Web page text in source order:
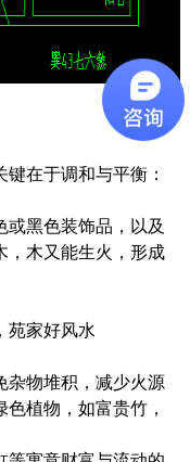
在于调和与平衡：
或黑色装饰品，以及
，木又能生火，形成
苑家好风水
杂物堆积，减少火源
植物，如富贵竹，